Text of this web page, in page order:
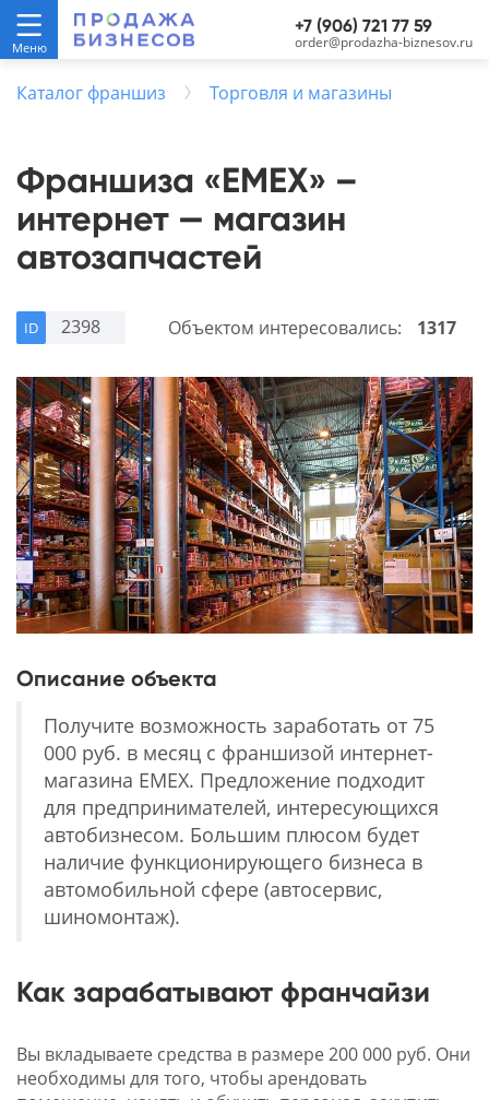
+7 (906) 721 77 59
order@prodazha-biznesov.ru
Каталог франшиз Торговля и магазины
Франшиза «EMEX» –
интернет — магазин
автозапчастей
ID 2398 Объектом интересовались: 1317
Описание объекта
Получите возможность заработать от 75
000 руб. в месяц с франшизой интернет-
магазина EMEX. Предложение подходит
для предпринимателей, интересующихся
автобизнесом. Большим плюсом будет
наличие функционирующего бизнеса в
автомобильной сфере (автосервис,
шиномонтаж).
Как зарабатывают франчайзи
Вы вкладываете средства в размере 200 000 руб. Они
необходимы для того, чтобы арендовать